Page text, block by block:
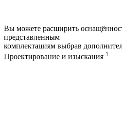
Вы можете расширить
представленным
комплектациям выбрав
Проектирование и изыскания 1